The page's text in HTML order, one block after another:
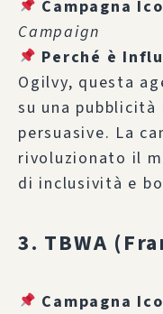
Campagna
Campaign
Perché è
Ogilvy, questa
su una
persuasive. La
rivoluzionato il
di inclusività e
3. TBWA
Campagna